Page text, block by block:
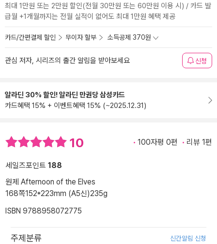
최대 1만원 또는 2만원 할인(전월 30만원 또는 60만원 이용 시) / 카드 발
급월 +1개월까지는 전월 실적이 없어도 최대 1만원 혜택 제공
카드/간편결제 할인 무이자 할부 소득공제 370원
관심 저자, 시리즈의 출간 알림을 받아보세요 신청
알라딘 30% 할인! 알라딘 만권당 삼성카드
카드혜택 15% + 이벤트혜택 15% (~2025.12.31)
10 100자평 0편 리뷰 1편
세일즈포인트 188
원제 Afternoon of the Elves
168쪽152*223mm (A5신)235g
ISBN 9788958072775
주제분류 신간알림 신청